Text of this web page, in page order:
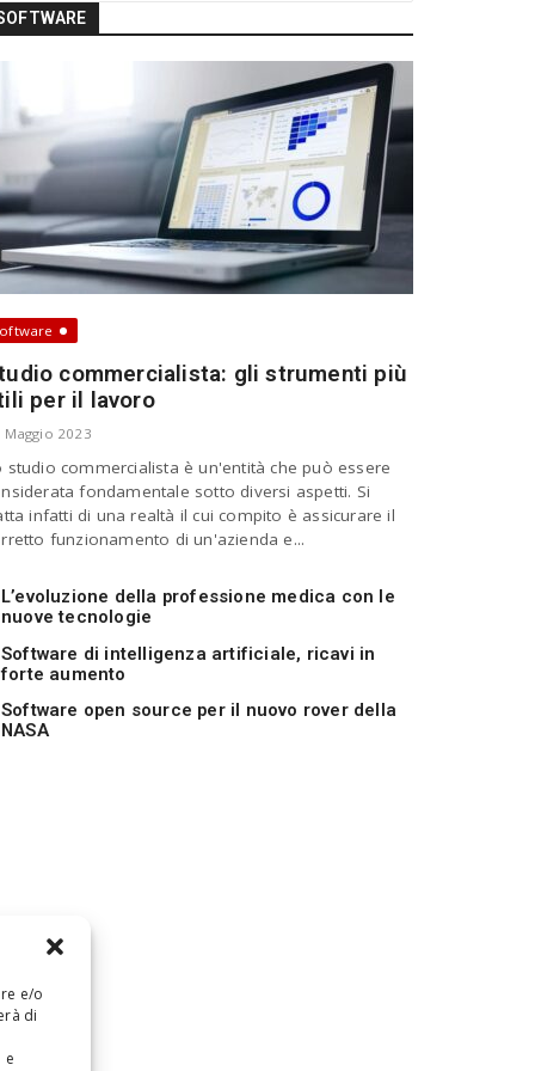
e/o
di
e
commercialista: gli strumenti più
per il lavoro
Maggio 2023
studio commercialista è un'entità che può essere
fondamentale sotto diversi aspetti. Si
infatti di una realtà il cui compito è assicurare il
funzionamento di un'azienda e...
L’evoluzione della professione medica con le
nuove tecnologie
Software di intelligenza artificiale, ricavi in
forte aumento
Software open source per il nuovo rover della
NASA